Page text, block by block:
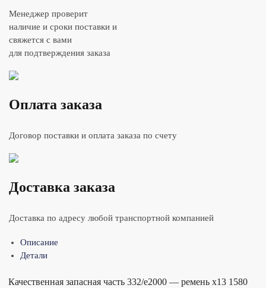
Менеджер проверит
наличие и сроки поставки и
свяжется с вами
для подтверждения заказа
Оплата заказа
Договор поставки и оплата заказа по счету
Доставка заказа
Доставка по адресу любой транспортной компанией
Описание
Детали
Качественная запасная часть 332/e2000 — ремень x13 1580